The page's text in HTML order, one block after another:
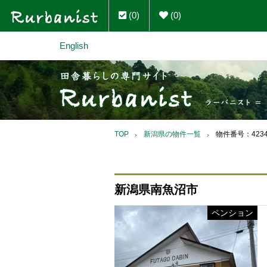
(0) (0)
English
TOP 新潟県の物件一覧 物件番号：
新潟県南魚沼市
ペンション